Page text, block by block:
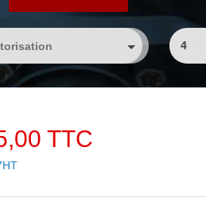
4
TTC